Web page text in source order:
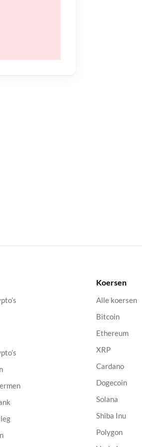
Koersen
Alle koersen
Bitcoin
Ethereum
XRP
Cardano
Dogecoin
Solana
Shiba Inu
Polygon